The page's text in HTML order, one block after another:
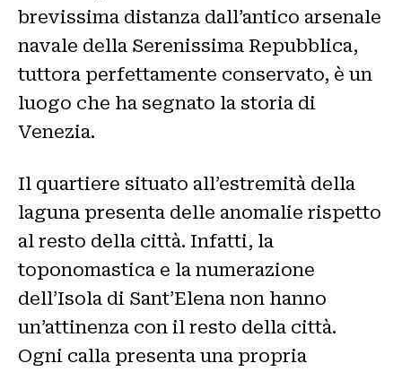
brevissima distanza dall’antico arsenale
navale della Serenissima Repubblica,
tuttora perfettamente conservato, è un
luogo che ha segnato la storia di
Venezia.
Il quartiere situato all’estremità della
laguna presenta delle anomalie rispetto
al resto della città. Infatti, la
toponomastica e la numerazione
dell’Isola di Sant’Elena non hanno
un’attinenza con il resto della città.
Ogni calla presenta una propria